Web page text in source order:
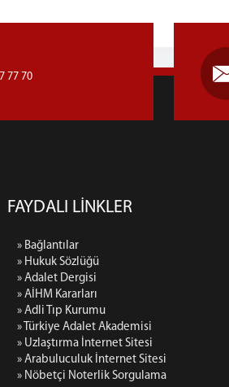
77 70
FAYDALI LİNKLER
» Bağlantılar
» Hukuk Sözlüğü
» Adalet Dergisi
» AİHM Kararları
» Adli Tıp Kurumu
» Türkiye Adalet Akademisi
» Uzlaştırma İnternet Sitesi
» Arabuluculuk İnternet Sitesi
» Nöbetçi Noterlik Sorgulama